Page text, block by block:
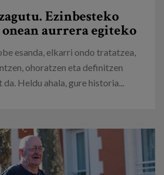
Ezinbesteko
aurrera egiteko
esanda, elkarri ondo tratatzea,
ohoratzen eta definitzen
Heldu ahala, gure historia...